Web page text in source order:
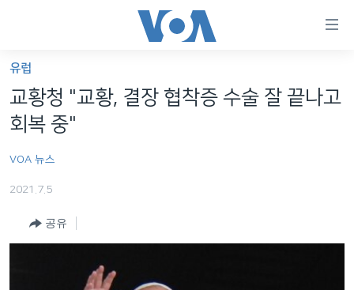
가
능
링
인
한반도
세계
라디오
프로그램
주파수 안내
유럽
교황청 "교황, 결장 협착증 수술 잘 끝나고
회복 중"
VOA 뉴스
2021.7.5
공유